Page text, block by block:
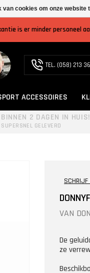
is er minder personeel
TEL. (058) 213
ACCESSOIRES
BINNEN 2 DAGEN IN HUIS!
SUPERSNEL GELEVERD
SCHRIJF
VAN
De
ze
cookies om onze website